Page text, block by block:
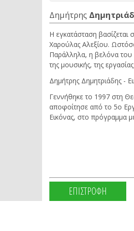
Δημήτρης
Η εγκατάσταση βασίζεται
Χαρούλας Αλεξίου.
Παράλληλα, η βελόνα του
της μουσικής, της
Δημήτρης Δημητριάδης -
Γεννήθηκε το 1997 στη
αποφοίτησε από το 5ο
Εικόνας, στο πρόγραμμα
ΕΠΙΣΤΡΟΦΗ